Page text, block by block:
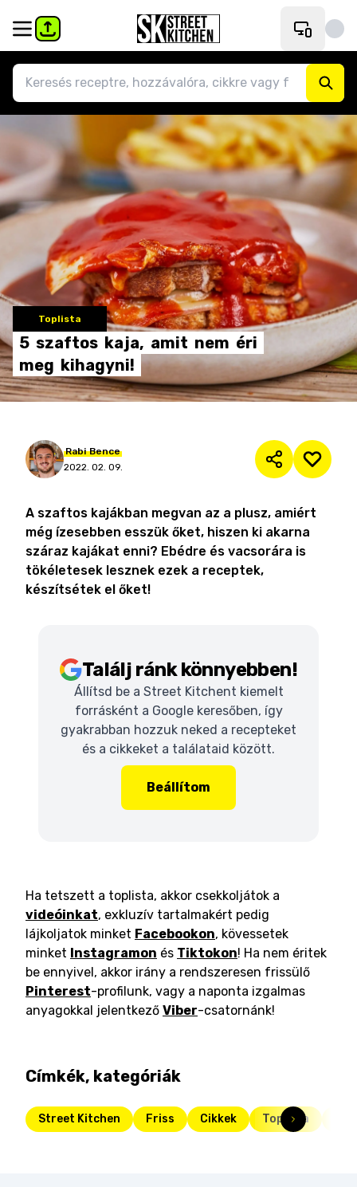
Toplista
5 szaftos kaja, amit nem éri
meg kihagyni!
Rabi Bence
2022. 02. 09.
A szaftos kajákban megvan az a plusz, amiért
még ízesebben esszük őket, hiszen ki akarna
száraz kajákat enni? Ebédre és vacsorára is
tökéletesek lesznek ezek a receptek,
készítsétek el őket!
Találj ránk könnyebben!
Állítsd be a Street Kitchent kiemelt
forrásként a Google keresőben, így
gyakrabban hozzuk neked a recepteket
és a cikkeket a találataid között.
Beállítom
Ha tetszett a toplista, akkor csekkoljátok a
videóinkat, exkluzív tartalmakért pedig
lájkoljatok minket Facebookon, kövessetek
minket Instagramon és Tiktokon! Ha nem éritek
be ennyivel, akkor irány a rendszeresen frissülő
Pinterest-profilunk, vagy a naponta izgalmas
anyagokkal jelentkező Viber-csatornánk!
Címkék, kategóriák
Street Kitchen Friss Cikkek Toplista